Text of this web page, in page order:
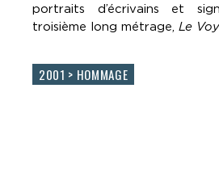
portraits d’écrivains et
troisième long métrage, Le
2001 > HOMMAGE